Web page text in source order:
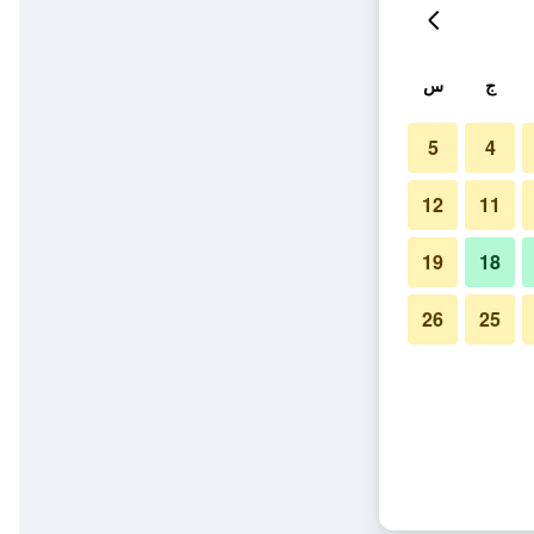
ج س
4
5
11
12
18
19
25
26